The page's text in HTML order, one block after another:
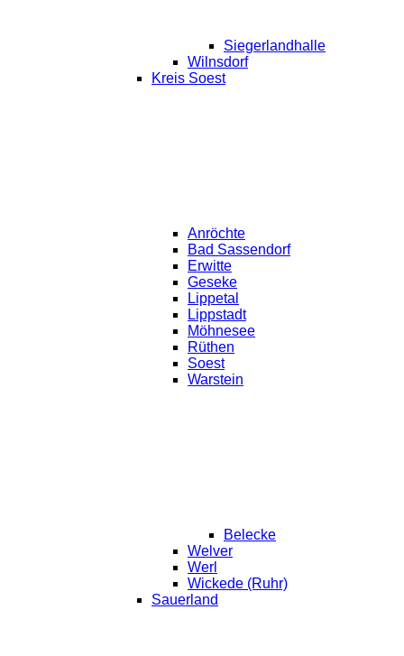
Siegerlandhalle
Wilnsdorf
Kreis Soest
Anröchte
Bad Sassendorf
Erwitte
Geseke
Lippetal
Lippstadt
Möhnesee
Rüthen
Soest
Warstein
Belecke
Welver
Werl
Wickede (Ruhr)
Sauerland